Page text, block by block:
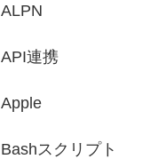
ALPN
API連携
Apple
Bashスクリプト